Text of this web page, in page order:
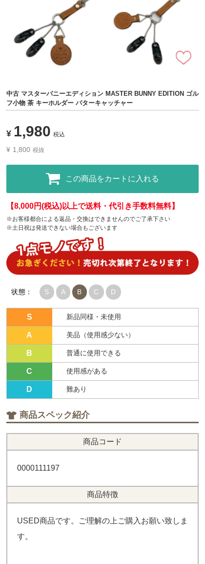
中古 マスターバニーエディション MASTER BUNNY EDITION ゴル
フ小物 茶 キーホルダー パターキャッチャー
¥ 1,980 税込
¥ 1,800 税抜
この商品をカートに入れる
【8,000円(税込)以上で送料・代引き手数料無料】
※お客様都合による返品・交換はできませんのでご了承下さい
※土日祝は発送できない場合もございます
状態： S A B C D
S 新品同様・未使用
A 美品（使用感少ない）
B 普通に使用できる
C 使用感がある
D 難あり
商品スペック紹介
商品コード
0000111197
商品特徴
USED商品です。ご理解の上ご購入お願い致しま
す。